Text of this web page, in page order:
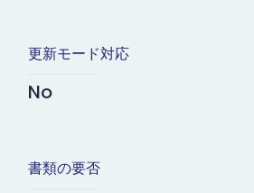
更新モード対応
No
書類の要否